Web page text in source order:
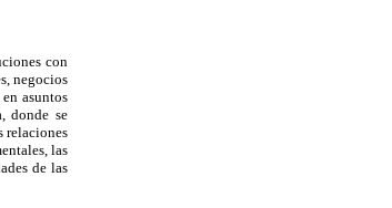
con
negocios
asuntos
donde se
relaciones
las
de las